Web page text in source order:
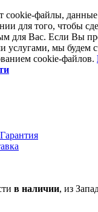
cookie-файлы, данные
для того, чтобы
для Вас. Если Вы
услугами, мы будем
cookie-файлов.
в наличии, из